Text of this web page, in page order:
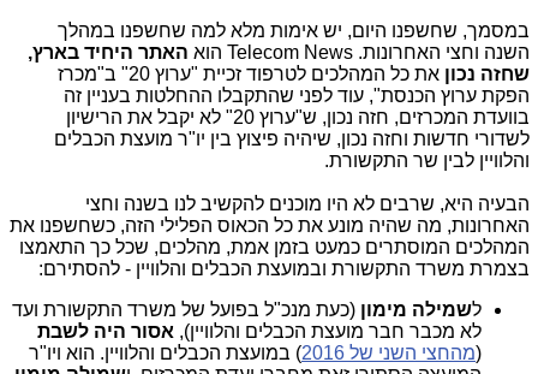
במסמך, שחשפנו היום, יש אימות מלא למה שחשפנו במהלך
השנה וחצי האחרונות. Telecom News הוא
האתר היחיד בארץ,
שחזה נכון
את כל המהלכים לטרפוד זכיית "ערוץ 20" ב"מכרז
הפקת ערוץ הכנסת", עוד לפני שהתקבלו ההחלטות בעניין זה
בוועדת המכרזים, חזה נכון, ש"ערוץ 20" לא יקבל את הרישיון
לשדורי חדשות וחזה נכון, שיהיה פיצוץ בין יו"ר מועצת הכבלים
והלוויין לבין שר התקשורת.
הבעיה היא, שרבים לא היו מוכנים להקשיב לנו בשנה וחצי
האחרונות, מה שהיה מונע את כל הכאוס הפלילי הזה, כשחשפנו את
המהלכים המוסתרים כמעט בזמן אמת, מהלכים, שכל כך התאמצו
בצמרת משרד התקשורת ובמועצת הכבלים והלוויין - להסתירם:
לשמילה מימון (כעת מנכ"ל בפועל של משרד התקשורת ועד
לא מכבר חבר מועצת הכבלים והלוויין), אסור היה לשבת
(מהחצי השני של 2016
) במועצת הכבלים והלוויין. הוא ויו"ר